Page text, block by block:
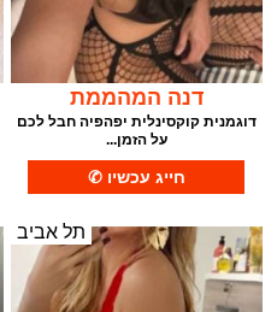
דנה המהממת
דוגמנית קוקסינלית יפהפיה חבל לכם
על הזמן...
תל אביב